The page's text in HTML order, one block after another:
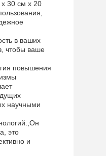
х 30 см х 20
в ваших
чтобы ваше
повышения
научными
это
и